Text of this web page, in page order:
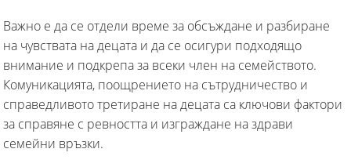
Важно е да се отдели време за обсъждане и разбиране
на чувствата на децата и да се осигури подходящо
внимание и подкрепа за всеки член на семейството.
Комуникацията, поощрението на сътрудничество и
справедливото третиране на децата са ключови фактори
за справяне с ревността и изграждане на здрави
семейни връзки.